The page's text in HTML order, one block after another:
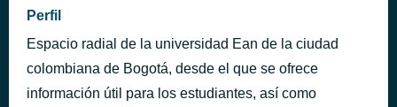
Perfil
Espacio radial de la universidad Ean de la ciudad
colombiana de Bogotá, desde el que se ofrece
información útil para los estudiantes, así como